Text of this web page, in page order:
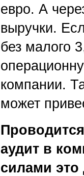
евро. А
выручки.
без малого
компании.
может
аудит в
силами это